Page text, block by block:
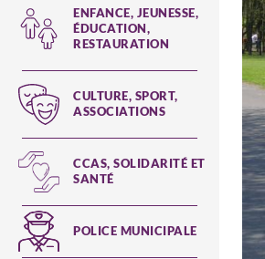
ENFANCE, JEUNESSE,
ÉDUCATION,
RESTAURATION
CULTURE, SPORT,
ASSOCIATIONS
CCAS, SOLIDARITÉ ET
SANTÉ
POLICE MUNICIPALE